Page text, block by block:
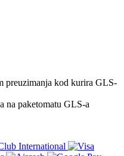
preuzimanja kod kurira GLS-
na paketomatu GLS-a